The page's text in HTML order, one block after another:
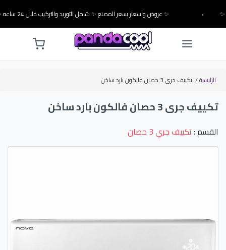
✨ عروض واسعار بسعر المصنع ✨ شامل التوريد والتركيب خلال 24 ساعه ✨ •
الرئيسية/ تكييف جرى 3 حصان فالكون بارد ساخن
تكييف جرى 3 حصان فالكون بارد ساخن
القسم :تكييف جري 3 حصان